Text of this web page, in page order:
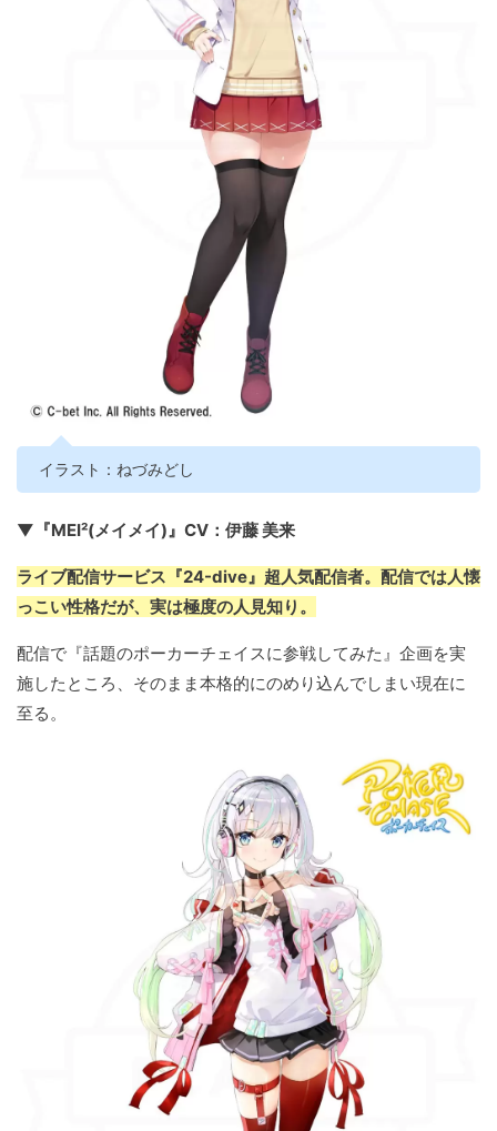
イラスト：ねづみどし
▼『MEI²(メイメイ)』CV：伊藤 美来
ライブ配信サービス『24-dive』超人気配信者。配信では人懐
っこい性格だが、実は極度の人見知り。
配信で『話題のポーカーチェイスに参戦してみた』企画を実
施したところ、そのまま本格的にのめり込んでしまい現在に
至る。